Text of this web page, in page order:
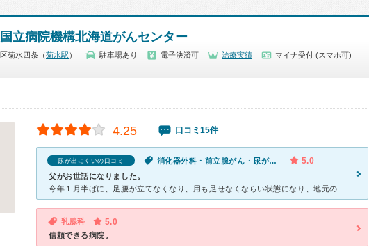
立病院機構北海道がんセンター
菊水四条（菊水駅 ） 駐車場あり 電子決済可 治療実績
マイナ受付 (スマホ可)
4.25 口コミ15件
尿が出にくいの口コミ 消化器外科・前立腺がん・尿が出にくい 5.0
父がお世話になりました。
乳腺科 5.0
信頼できる病院。